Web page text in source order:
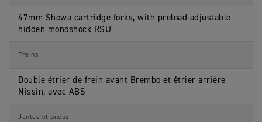
47mm Showa cartridge forks, with preload adjustable
hidden monoshock RSU
Freins
Double étrier de frein avant Brembo et étrier arrière
Nissin, avec ABS
Jantes et pneus